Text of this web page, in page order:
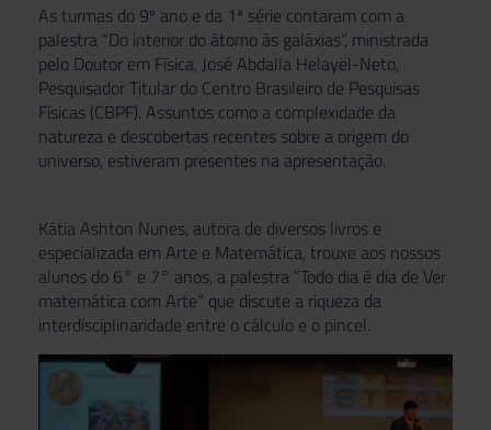
As turmas do 9º ano e da 1ª série contaram com a
palestra “Do interior do átomo às galáxias”, ministrada
pelo Doutor em Física, José Abdalla Helayël-Neto,
Pesquisador Titular do Centro Brasileiro de Pesquisas
Físicas (CBPF). Assuntos como a complexidade da
natureza e descobertas recentes sobre a origem do
universo, estiveram presentes na apresentação.
Kátia Ashton Nunes, autora de diversos livros e
especializada em Arte e Matemática, trouxe aos nossos
alunos do 6° e 7° anos, a palestra “Todo dia é dia de Ver
matemática com Arte” que discute a riqueza da
interdisciplinaridade entre o cálculo e o pincel.